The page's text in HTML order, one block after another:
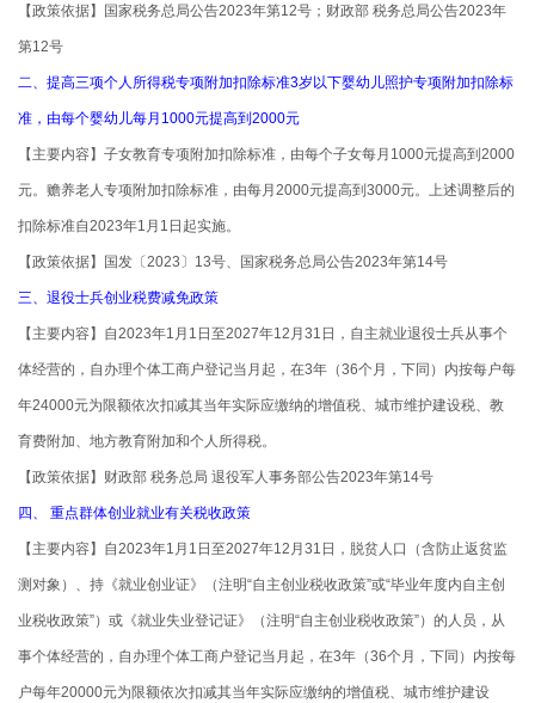
【政策依据】国家税务总局公告2023年第12号；财政部 税务总局公告2023年
第12号
二、提高三项个人所得税专项附加扣除标准3岁以下婴幼儿照护专项附加扣除标
准，由每个婴幼儿每月1000元提高到2000元
【主要内容】子女教育专项附加扣除标准，由每个子女每月1000元提高到2000
元。赡养老人专项附加扣除标准，由每月2000元提高到3000元。上述调整后的
扣除标准自2023年1月1日起实施。
【政策依据】国发〔2023〕13号、国家税务总局公告2023年第14号
三、退役士兵创业税费减免政策
【主要内容】自2023年1月1日至2027年12月31日，自主就业退役士兵从事个
体经营的，自办理个体工商户登记当月起，在3年（36个月，下同）内按每户每
年24000元为限额依次扣减其当年实际应缴纳的增值税、城市维护建设税、教
育费附加、地方教育附加和个人所得税。
【政策依据】财政部 税务总局 退役军人事务部公告2023年第14号
四、 重点群体创业就业有关税收政策
【主要内容】自2023年1月1日至2027年12月31日，脱贫人口（含防止返贫监
测对象）、持《就业创业证》（注明“自主创业税收政策”或“毕业年度内自主创
业税收政策”）或《就业失业登记证》（注明“自主创业税收政策”）的人员，从
事个体经营的，自办理个体工商户登记当月起，在3年（36个月，下同）内按每
户每年20000元为限额依次扣减其当年实际应缴纳的增值税、城市维护建设